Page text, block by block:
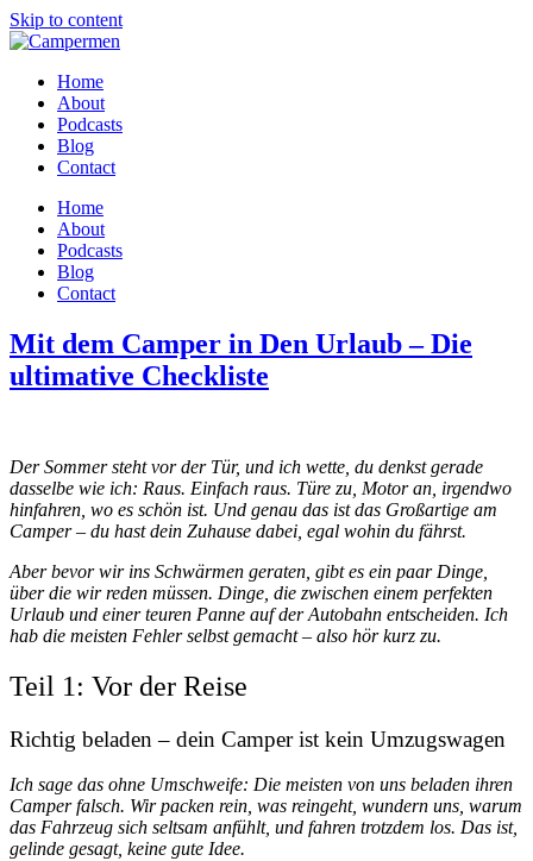
Skip to content
Home
About
Podcasts
Blog
Contact
Home
About
Podcasts
Blog
Contact
Mit dem Camper in Den Urlaub – Die
ultimative Checkliste
Der Sommer steht vor der Tür, und ich wette, du denkst gerade
dasselbe wie ich: Raus. Einfach raus. Türe zu, Motor an, irgendwo
hinfahren, wo es schön ist. Und genau das ist das Großartige am
Camper – du hast dein Zuhause dabei, egal wohin du fährst.
Aber bevor wir ins Schwärmen geraten, gibt es ein paar Dinge,
über die wir reden müssen. Dinge, die zwischen einem perfekten
Urlaub und einer teuren Panne auf der Autobahn entscheiden. Ich
hab die meisten Fehler selbst gemacht – also hör kurz zu.
Teil 1: Vor der Reise
Richtig beladen – dein Camper ist kein Umzugswagen
Ich sage das ohne Umschweife: Die meisten von uns beladen ihren
Camper falsch. Wir packen rein, was reingeht, wundern uns, warum
das Fahrzeug sich seltsam anfühlt, und fahren trotzdem los. Das ist,
gelinde gesagt, keine gute Idee.